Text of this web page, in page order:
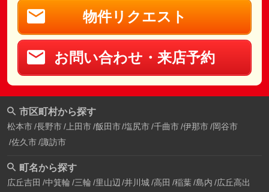
物件リクエスト
お問い合わせ・来店予約
市区町村から探す
松本市 長野市 上田市 飯田市 塩尻市 千曲市 伊那市 岡谷市
佐久市 諏訪市
町名から探す
広丘吉田 中箕輪 三輪 里山辺 井川城 高田 稲葉 島内 広丘高出